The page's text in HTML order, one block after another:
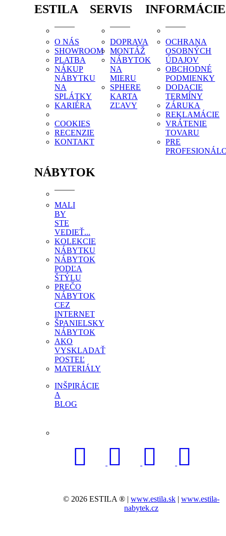
ESTILA
O NÁS
SHOWROOM
PLATBA
NÁKUP
NÁBYTKU
NA
SPLÁTKY
KARIÉRA
COOKIES
RECENZIE
KONTAKT
SERVIS
DOPRAVA
MONTÁŽ
NÁBYTOK
NA
MIERU
SPHERE
KARTA
ZĽAVY
INFORMÁCIE
OCHRANA
OSOBNÝCH
ÚDAJOV
OBCHODNÉ
PODMIENKY
DODACIE
TERMÍNY
ZÁRUKA
REKLAMÁCIE
VRÁTENIE
TOVARU
PRE
NÁBYTOK
MALI
BY
STE
VEDIEŤ...
KOLEKCIE
NÁBYTKU
NÁBYTOK
PODĽA
ŠTÝLU
PREČO
NÁBYTOK
CEZ
INTERNET
ŠPANIELSKY
NÁBYTOK
AKO
VYSKLADAŤ
POSTEĽ
MATERIÁLY
INŠPIRÁCIE
A
BLOG
© 2026 ESTILA ® |www.estila.sk |www.estila-
nabytek.cz